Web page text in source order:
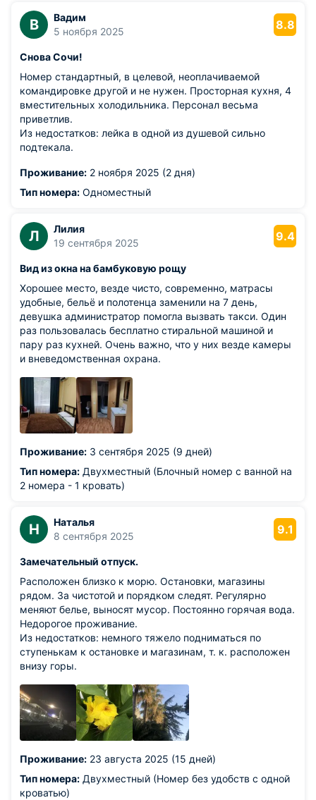
В
Вадим
5 ноября 2025
8.8
Снова Сочи!
Номер стандартный, в целевой, неоплачиваемой
командировке другой и не нужен. Просторная кухня, 4
вместительных холодильника. Персонал весьма
приветлив.
Из недостатков: лейка в одной из душевой сильно
подтекала.
Проживание: 2 ноября 2025 (2 дня)
Тип номера: Одноместный
Л
Лилия
19 сентября 2025
9.4
Вид из окна на бамбуковую рощу
Хорошее место, везде чисто, современно, матрасы
удобные, бельё и полотенца заменили на 7 день,
девушка администратор помогла вызвать такси. Один
раз пользовалась бесплатно стиральной машиной и
пару раз кухней. Очень важно, что у них везде камеры
и вневедомственная охрана.
Проживание: 3 сентября 2025 (9 дней)
Тип номера: Двухместный (Блочный номер с ванной на
2 номера - 1 кровать)
Н
Наталья
8 сентября 2025
9.1
Замечательный отпуск.
Расположен близко к морю. Остановки, магазины
рядом. За чистотой и порядком следят. Регулярно
меняют белье, выносят мусор. Постоянно горячая вода.
Недорогое проживание.
Из недостатков: немного тяжело подниматься по
ступенькам к остановке и магазинам, т. к. расположен
внизу горы.
Проживание: 23 августа 2025 (15 дней)
Тип номера: Двухместный (Номер без удобств c одной
кроватью)